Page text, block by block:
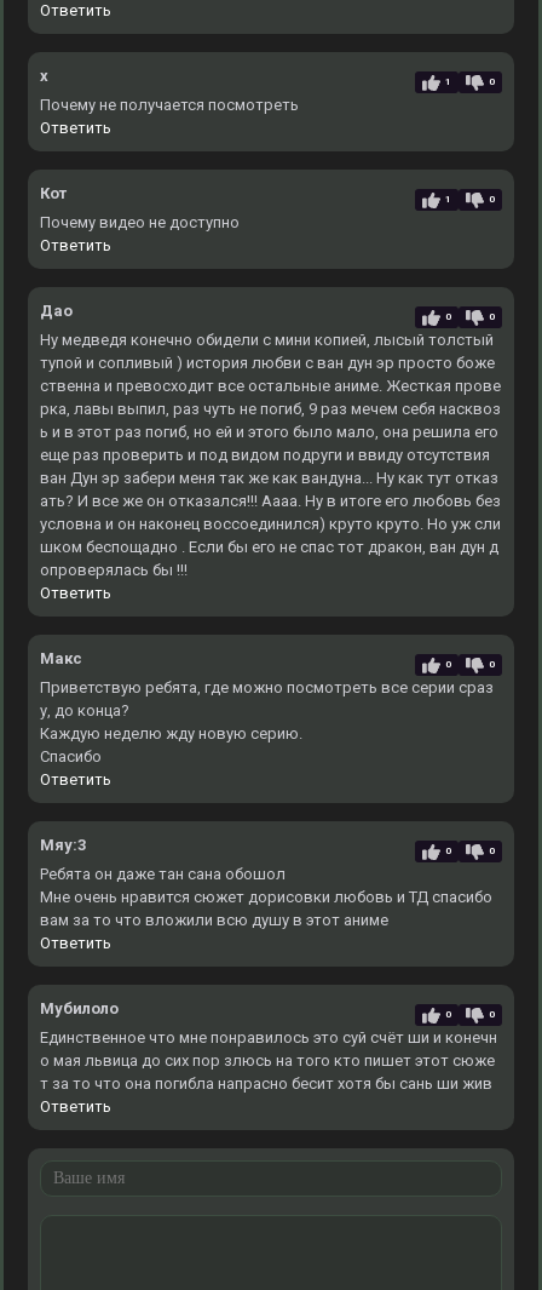
Ответить
x 1 0
Почему не получается посмотреть
Ответить
Кот 1 0
Почему видео не доступно
Ответить
Дао 0 0
Ну медведя конечно обидели с мини копией, лысый толстый
тупой и сопливый ) история любви с ван дун эр просто боже
ственна и превосходит все остальные аниме. Жесткая прове
рка, лавы выпил, раз чуть не погиб, 9 раз мечем себя насквоз
ь и в этот раз погиб, но ей и этого было мало, она решила его
еще раз проверить и под видом подруги и ввиду отсутствия
ван Дун эр забери меня так же как вандуна... Ну как тут отказ
ать? И все же он отказался!!! Аааа. Ну в итоге его любовь без
условна и он наконец воссоединился) круто круто. Но уж сли
шком беспощадно . Если бы его не спас тот дракон, ван дун д
опроверялась бы !!!
Ответить
Макс 0 0
Приветствую ребята, где можно посмотреть все серии сраз
у, до конца?
Каждую неделю жду новую серию.
Спасибо
Ответить
Мяу:3 0 0
Ребята он даже тан сана обошол
Мне очень нравится сюжет дорисовки любовь и ТД спасибо
вам за то что вложили всю душу в этот аниме
Ответить
Мубилоло 0 0
Единственное что мне понравилось это суй счёт ши и конечн
о мая львица до сих пор злюсь на того кто пишет этот сюже
т за то что она погибла напрасно бесит хотя бы сань ши жив
Ответить